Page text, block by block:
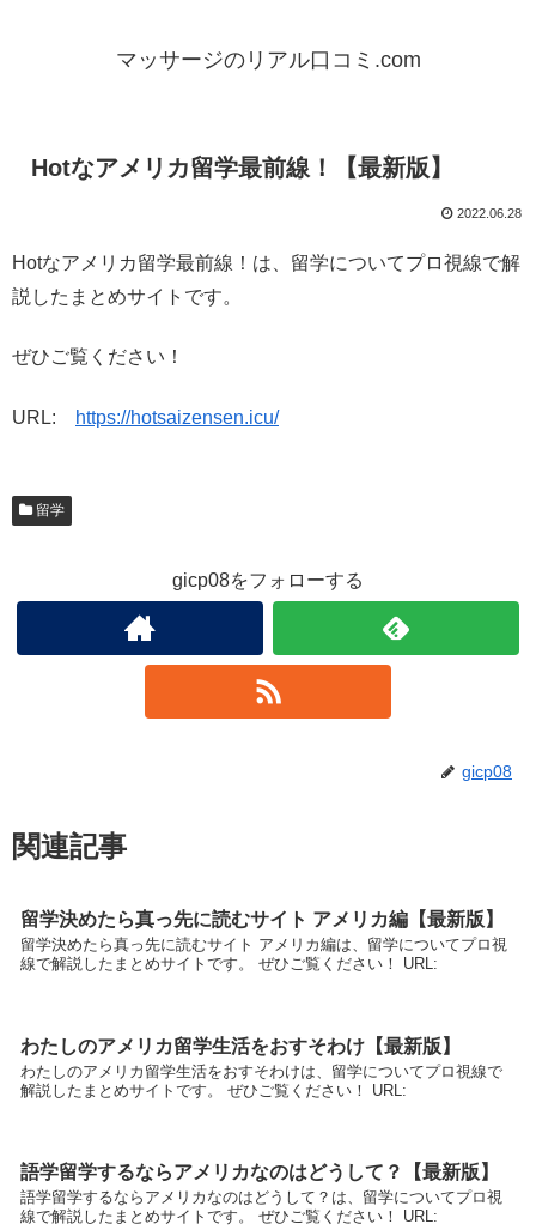
マッサージのリアル口コミ.com
Hotなアメリカ留学最前線！【最新版】
2022.06.28
Hotなアメリカ留学最前線！は、留学についてプロ視線で解
説したまとめサイトです。
ぜひご覧ください！
URL: https://hotsaizensen.icu/
留学
gicp08をフォローする
gicp08
関連記事
留学決めたら真っ先に読むサイト アメリカ編【最新版】
留学決めたら真っ先に読むサイト アメリカ編は、留学についてプロ視
線で解説したまとめサイトです。 ぜひご覧ください！ URL:
わたしのアメリカ留学生活をおすそわけ【最新版】
わたしのアメリカ留学生活をおすそわけは、留学についてプロ視線で
解説したまとめサイトです。 ぜひご覧ください！ URL:
語学留学するならアメリカなのはどうして？【最新版】
語学留学するならアメリカなのはどうして？は、留学についてプロ視
線で解説したまとめサイトです。 ぜひご覧ください！ URL: